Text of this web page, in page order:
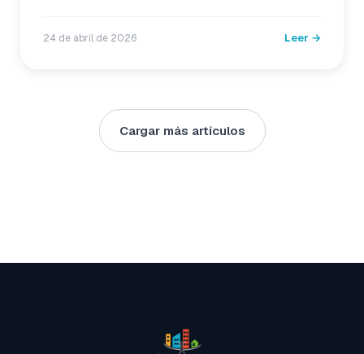
24 de abril de 2026 Leer →
Cargar más artículos